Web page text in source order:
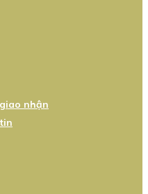
nhận